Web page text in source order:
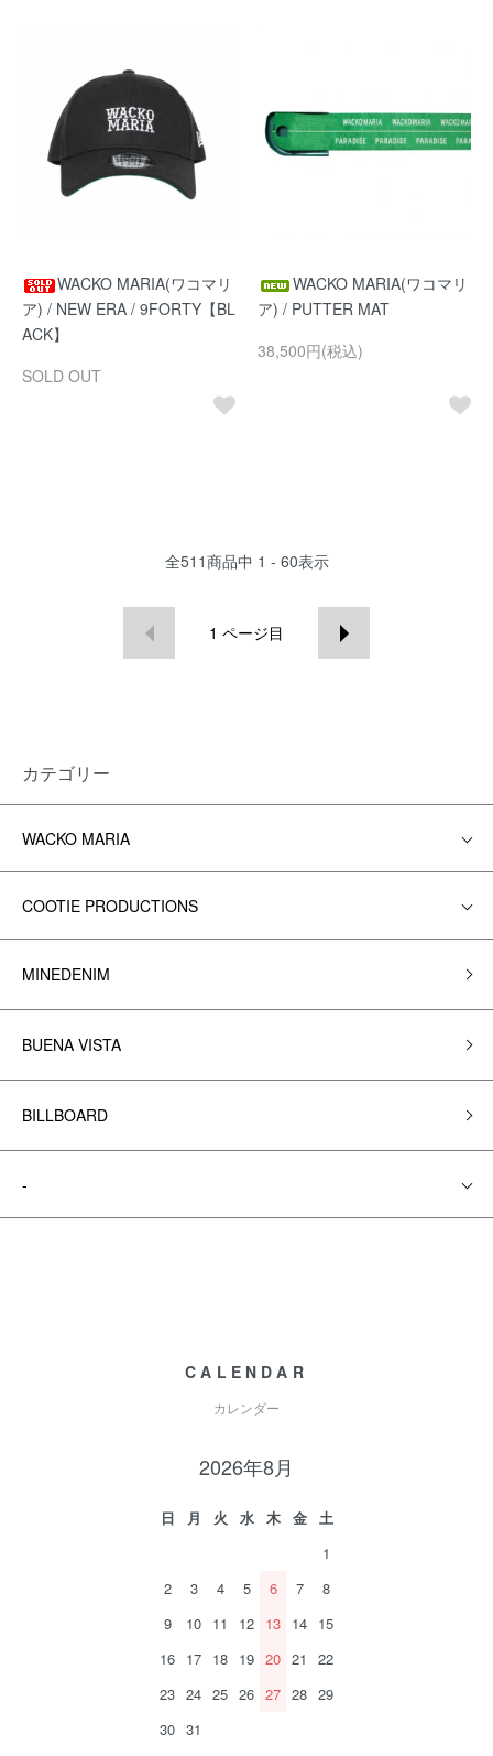
WACKO MARIA(ワコマリ
ア) / NEW ERA / 9FORTY【BL
ACK】
SOLD OUT
WACKO MARIA(ワコマリ
ア) / PUTTER MAT
38,500円(税込)
全511商品中 1 - 60表示
1 ページ目
カテゴリー
WACKO MARIA
COOTIE PRODUCTIONS
MINEDENIM
BUENA VISTA
BILLBOARD
-
CALENDAR
カレンダー
2026年8月
日 月 火 水 木 金
土
1
2
3 4 5 6 7
8
9
10 11 12 13 14 15
16 17 18 19 20 21
22
23 24 25 26 27 28 29
30 31